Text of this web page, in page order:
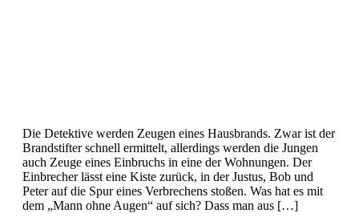
Die Detektive werden Zeugen eines Hausbrands. Zwar ist der
Brandstifter schnell ermittelt, allerdings werden die Jungen
auch Zeuge eines Einbruchs in eine der Wohnungen. Der
Einbrecher lässt eine Kiste zurück, in der Justus, Bob und
Peter auf die Spur eines Verbrechens stoßen. Was hat es mit
dem „Mann ohne Augen“ auf sich? Dass man aus […]